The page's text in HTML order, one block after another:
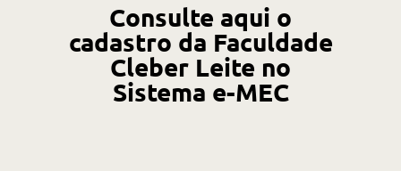
Consulte aqui o
cadastro da Faculdade
Cleber Leite no
Sistema e-MEC